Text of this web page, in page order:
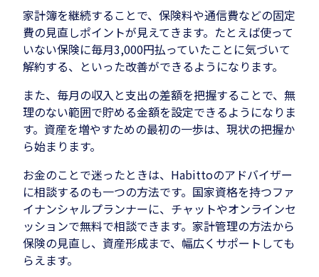
家計簿を継続することで、保険料や通信費などの固定
費の見直しポイントが見えてきます。たとえば使って
いない保険に毎月3,000円払っていたことに気づいて
解約する、といった改善ができるようになります。
また、毎月の収入と支出の差額を把握することで、無
理のない範囲で貯める金額を設定できるようになりま
す。資産を増やすための最初の一歩は、現状の把握か
ら始まります。
お金のことで迷ったときは、Habittoのアドバイザー
に相談するのも一つの方法です。国家資格を持つファ
イナンシャルプランナーに、チャットやオンラインセ
ッションで無料で相談できます。家計管理の方法から
保険の見直し、資産形成まで、幅広くサポートしても
らえます。